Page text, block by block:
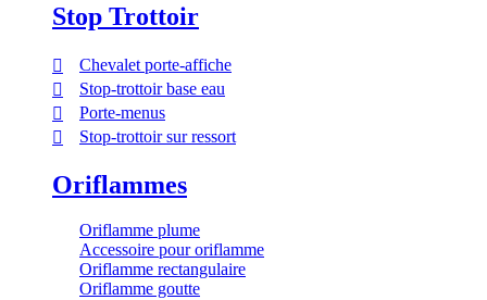
Stop Trottoir
Chevalet porte-affiche
Stop-trottoir base eau
Porte-menus
Stop-trottoir sur ressort
Oriflammes
Oriflamme plume
Accessoire pour oriflamme
Oriflamme rectangulaire
Oriflamme goutte